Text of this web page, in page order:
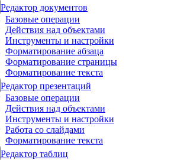
Редактор документов
Базовые операции
Действия над объектами
Инструменты и настройки
Форматирование абзаца
Форматирование страницы
Форматирование текста
Редактор презентаций
Базовые операции
Действия над объектами
Инструменты и настройки
Работа со слайдами
Форматирование текста
Редактор таблиц